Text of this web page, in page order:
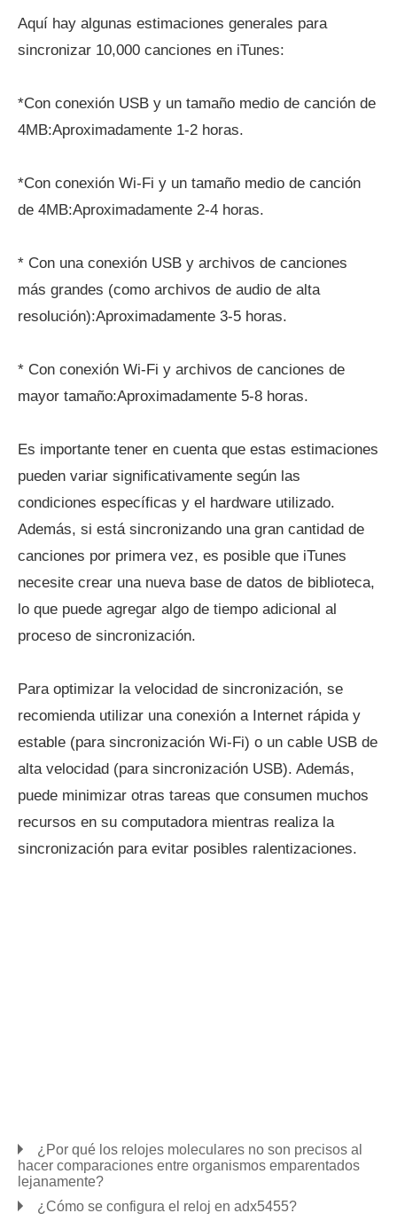
Aquí hay algunas estimaciones generales para
sincronizar 10,000 canciones en iTunes:
*Con conexión USB y un tamaño medio de canción de
4MB:Aproximadamente 1-2 horas.
*Con conexión Wi-Fi y un tamaño medio de canción
de 4MB:Aproximadamente 2-4 horas.
* Con una conexión USB y archivos de canciones
más grandes (como archivos de audio de alta
resolución):Aproximadamente 3-5 horas.
* Con conexión Wi-Fi y archivos de canciones de
mayor tamaño:Aproximadamente 5-8 horas.
Es importante tener en cuenta que estas estimaciones
pueden variar significativamente según las
condiciones específicas y el hardware utilizado.
Además, si está sincronizando una gran cantidad de
canciones por primera vez, es posible que iTunes
necesite crear una nueva base de datos de biblioteca,
lo que puede agregar algo de tiempo adicional al
proceso de sincronización.
Para optimizar la velocidad de sincronización, se
recomienda utilizar una conexión a Internet rápida y
estable (para sincronización Wi-Fi) o un cable USB de
alta velocidad (para sincronización USB). Además,
puede minimizar otras tareas que consumen muchos
recursos en su computadora mientras realiza la
sincronización para evitar posibles ralentizaciones.
¿Por qué los relojes moleculares no son precisos al
hacer comparaciones entre organismos emparentados
lejanamente?
¿Cómo se configura el reloj en adx5455?